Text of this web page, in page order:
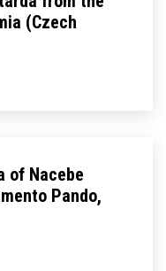
(Czech
of Nacebe
Pando,